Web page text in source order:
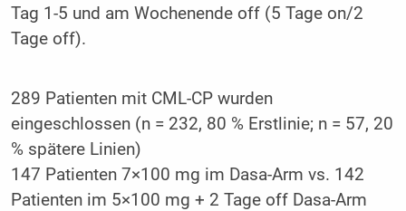
Tag 1-5 und am Wochenende off (5 Tage on/2
Tage off).
289 Patienten mit CML-CP wurden
eingeschlossen (n = 232, 80 % Erstlinie; n = 57, 20
% spätere Linien)
147 Patienten 7×100 mg im Dasa-Arm vs. 142
Patienten im 5×100 mg + 2 Tage off Dasa-Arm